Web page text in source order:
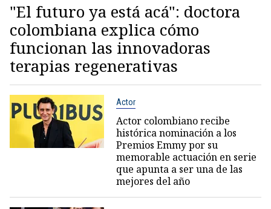
"El futuro ya está acá": doctora
colombiana explica cómo
funcionan las innovadoras
terapias regenerativas
Actor
Actor colombiano recibe
histórica nominación a los
Premios Emmy por su
memorable actuación en serie
que apunta a ser una de las
mejores del año